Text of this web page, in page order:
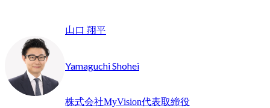
山口 翔平
Yamaguchi Shohei
株式会社MyVision代表取締役